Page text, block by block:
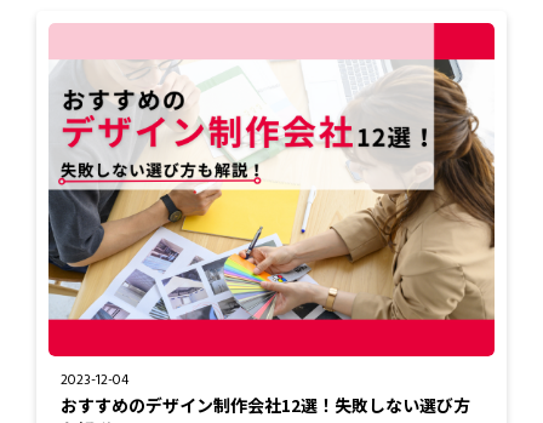
2023-12-04
おすすめのデザイン制作会社12選！失敗しない選び方